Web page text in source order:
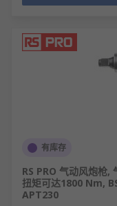
有库存
RS PRO 气动风炮枪
扭矩可达1800 Nm,
APT230